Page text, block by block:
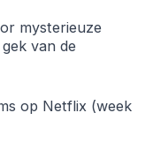
mysterieuze
van de
op Netflix (week